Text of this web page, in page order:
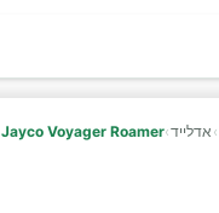
› אדלייד›
Jayco Voyager Roamer